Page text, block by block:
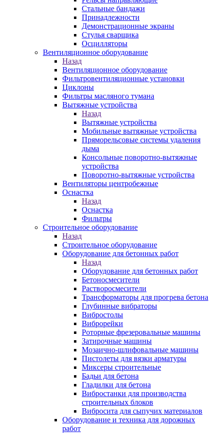
Стальные бандажи
Принадлежности
Демонстрационные экраны
Стулья сварщика
Осцилляторы
Вентиляционное оборудование
Назад
Вентиляционное оборудование
Фильтровентиляционные установки
Циклоны
Фильтры масляного тумана
Вытяжные устройства
Назад
Вытяжные устройства
Мобильные вытяжные устройства
Пряморельсовые системы удаления
дыма
Консольные поворотно-вытяжные
устройства
Поворотно-вытяжные устройства
Вентиляторы центробежные
Оснастка
Назад
Оснастка
Фильтры
Строительное оборудование
Назад
Строительное оборудование
Оборудование для бетонных работ
Назад
Оборудование для бетонных работ
Бетоносмесители
Растворосмесители
Трансформаторы для прогрева бетона
Глубинные вибраторы
Вибростолы
Виброрейки
Роторные фрезеровальные машины
Затирочные машины
Мозаично-шлифовальные машины
Пистолеты для вязки арматуры
Миксеры строительные
Бадьи для бетона
Гладилки для бетона
Вибростанки для производства
строительных блоков
Вибросита для сыпучих материалов
Оборудование и техника для дорожных
работ